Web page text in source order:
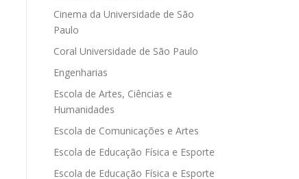
Cinema da Universidade de São
Paulo
Coral Universidade de São Paulo
Engenharias
Escola de Artes, Ciências e
Humanidades
Escola de Comunicações e Artes
Escola de Educação Física e Esporte
Escola de Educação Física e Esporte